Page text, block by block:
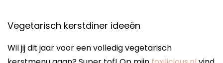
Vegetarisch kerstdiner ideeën
Wil jij dit jaar voor een volledig vegetarisch